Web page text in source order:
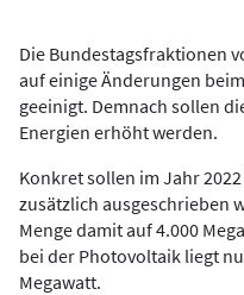
Die Bundestagsfraktionen
auf einige Änderungen
geeinigt. Demnach sollen
Energien erhöht werden.
Konkret sollen im Jahr
zusätzlich ausgeschrieben
Menge damit auf 4.000
bei der Photovoltaik liegt
Megawatt.